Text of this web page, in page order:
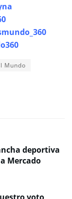
Mundo
deportiva
Mercado